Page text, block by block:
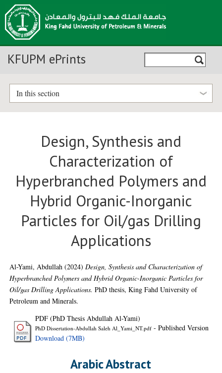
KFUPM ePrints
In this section
Design, Synthesis and
Characterization of
Hyperbranched Polymers and
Hybrid Organic-Inorganic
Particles for Oil/gas Drilling
Applications
Al-Yami, Abdullah (2024)Design, Synthesis and Characterization of
Hyperbranched Polymers and Hybrid Organic-Inorganic Particles for
Oil/gas Drilling Applications. PhD thesis, King Fahd University of
Petroleum and Minerals.
PDF (PhD Thesis Abdullah Al-Yami)
PhD Dissertation-Abdullah Saleh Al_Yami_NT.pdf - Published Version
Download (7MB)
Arabic Abstract